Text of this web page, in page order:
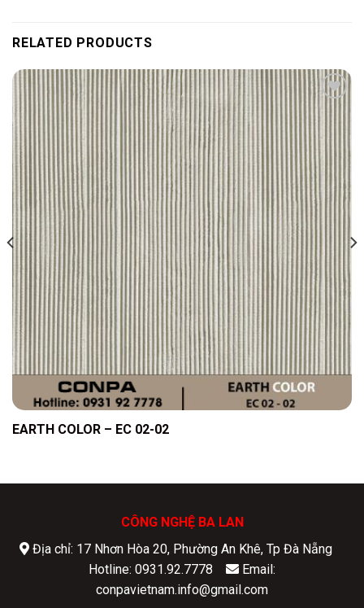
RELATED PRODUCTS
wishlist
EARTH COLOR – EC 02-02
CÔNG NGHỆ BA LAN
Địa chỉ: 17 Nhơn Hòa 20, Phường An Khê, Tp Đà Nẵng
Hotline: 0931.92.7778
Email:
conpavietnam.info@gmail.com